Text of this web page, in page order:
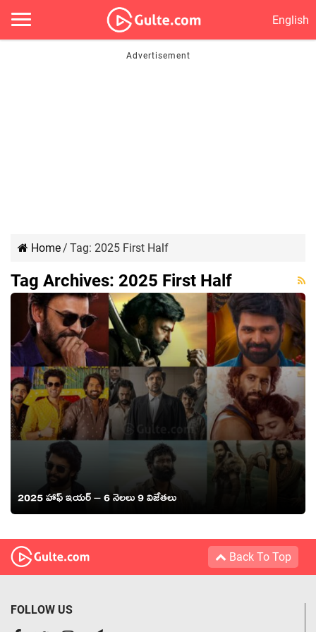
English
Home/ Tag: 2025 First Half
Tag Archives: 2025 First Half
2025 హాఫ్ ఇయర్ – 6 నెలలు 9 విజేతలు
Back To Top
FOLLOW US